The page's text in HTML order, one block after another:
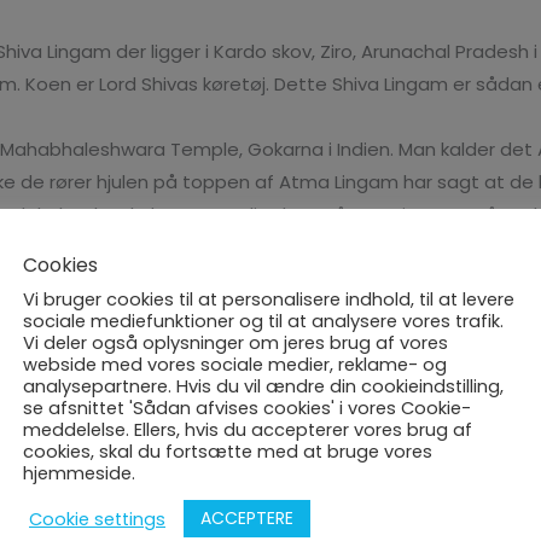
Lingam der ligger i Kardo skov, Ziro, Arunachal Pradesh
Koen er Lord Shivas køretøj. Dette Shiva Lingam er
Temple, Gokarna i Indien. Man kalder
de rører hjulen på toppen af Atma Lingam har sagt at
huler der skabes naturaligt hvert år om vinteren. Så er
i Vest Bengal i Indien
i Ireland
tempels Lingam i Nallur, Tamil Nadu i Indien. det er
hver dag
i...
Cookies
Vi bruger cookies til at personalisere indhold, til at levere
sociale mediefunktioner og til at analysere vores trafik.
Vi deler også oplysninger om jeres brug af vores
webside med vores sociale medier, reklame- og
analysepartnere. Hvis du vil ændre din cookieindstilling,
se afsnittet 'Sådan afvises cookies' i vores Cookie-
meddelelse. Ellers, hvis du accepterer vores brug af
cookies, skal du fortsætte med at bruge vores
hjemmeside.
Cookie settings
ACCEPTERE